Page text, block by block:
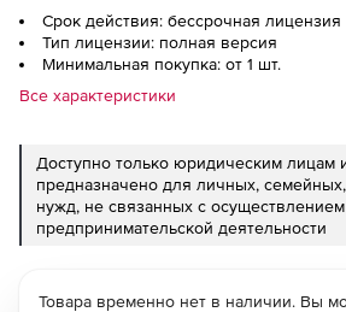
Срок действия: бессрочная лицензия
Тип лицензии: полная версия
Минимальная покупка: от 1 шт.
Все характеристики
Доступно только юридическим лицам
предназначено для личных,
нужд, не связанных с осуществлением
предпринимательской деятельности
Товара временно нет в наличии. Вы